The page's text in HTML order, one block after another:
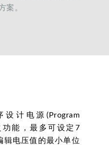
案。
设计电源(Program
功能，最多可设定7
辑电压值的最小单位